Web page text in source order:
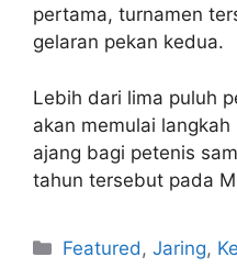
pertama, turnamen
gelaran pekan kedua.
Lebih dari lima puluh
akan memulai
ajang bagi petenis
tahun tersebut pada
Featured ,Jaring,